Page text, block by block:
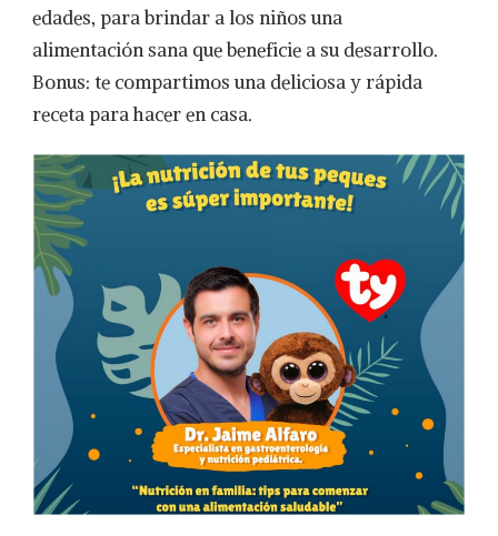
SANAMENTE
TU
edades, para brindar a los niños una
alimentación sana que beneficie a su desarrollo.
Bonus: te compartimos una deliciosa y rápida
receta para hacer en casa.